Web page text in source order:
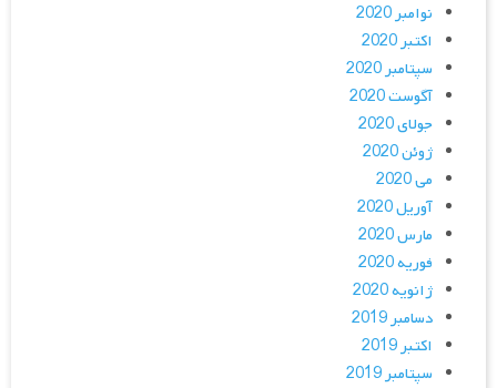
نوامبر 2020
اکتبر 2020
سپتامبر 2020
آگوست 2020
جولای 2020
ژوئن 2020
می 2020
آوریل 2020
مارس 2020
فوریه 2020
ژانویه 2020
دسامبر 2019
اکتبر 2019
سپتامبر 2019